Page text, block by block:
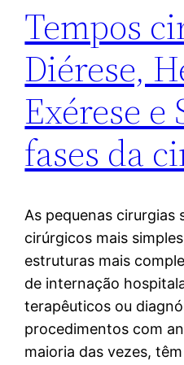
Tempos
Diérese,
Exérese e
fases da
As pequenas cirurgias
cirúrgicos mais
estruturas mais
de internação
terapêuticos ou
procedimentos com
maioria das vezes,